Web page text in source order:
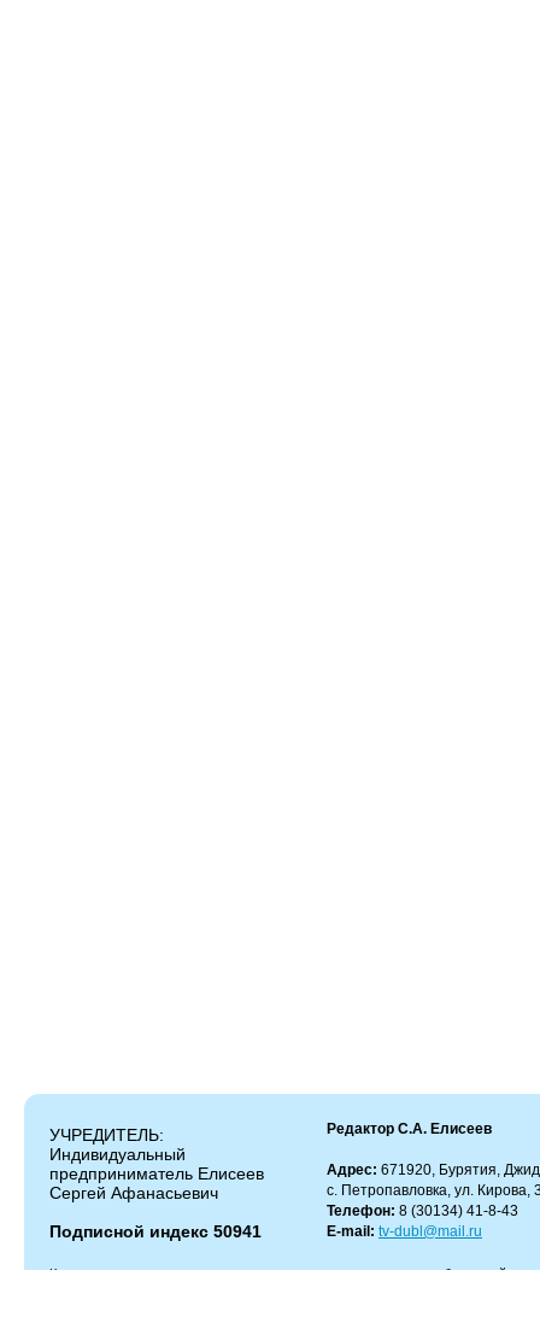
УЧРЕДИТЕЛЬ:
Индивидуальный
предприниматель Елисеев
Сергей Афанасьевич
Подписной индекс 50941
Редактор С.А. Елисеев
Адрес: 671920, Бурятия,
с. Петропавловка, ул. Кирова,
Телефон: 8 (30134) 41-8-43
E-mail: tv-dubl@mail.ru
Копирование и цитирование материалов разрешено только с работающей